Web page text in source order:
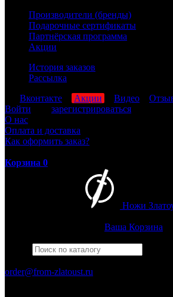
Производители (бренды)
Подарочные сертификаты
Партнёрская программа
Акции
История заказов
Рассылка
Вконтакте Акции Видео
Войти
зарегистрироваться
О нас
Оплата и доставка
Как оформить заказ?
Корзина 0
Ножи
Ваша Корзина
order@from-zlatoust.ru